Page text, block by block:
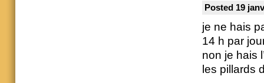
Posted 19
je ne hais
14 h par
non je hais
les pillards